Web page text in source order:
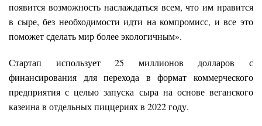
появится возможность наслаждаться всем, что им нравится
в сыре, без необходимости идти на компромисс, и все это
поможет сделать мир более экологичным».
Стартап использует 25 миллионов долларов с
финансирования для перехода в формат коммерческого
предприятия с целью запуска сыра на основе веганского
казеина в отдельных пиццериях в 2022 году.